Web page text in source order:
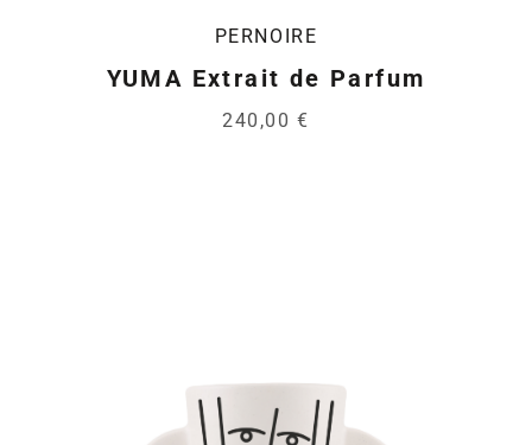
PERNOIRE
YUMA Extrait de Parfum
240,00 €